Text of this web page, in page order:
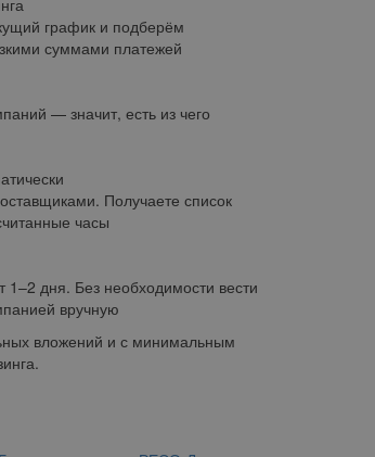
график и подберём
суммами платежей
— значит, есть из чего
Получаете список
часы
дня. Без необходимости вести
вручную
вложений и с минимальным